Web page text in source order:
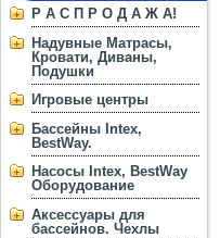
Р А С П Р О Д А Ж А!
Надувные Матрасы,
Кровати, Диваны,
Подушки
Игровые центры
Бассейны Intex,
BestWay.
Насосы Intex, BestWay
Оборудование
Аксессуары для
бассейнов. Чехлы